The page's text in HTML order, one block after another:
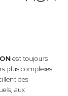
est toujours
plus complexes
des
aux